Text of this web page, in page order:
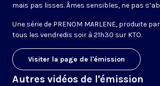
mais pas lisses. Âmes sensibles, ne pas
Une série de PRENOM MARLENE, produite
tous les vendredis soir à 21h30 sur KTO.
Visiter la page de l'émission
Autres vidéos de l'émission